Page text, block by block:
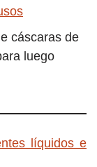
cáscaras de
luego
líquidos e